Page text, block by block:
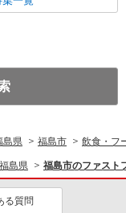
島県 福島市 飲食・フ
福島県 福島市のファスト
る質問